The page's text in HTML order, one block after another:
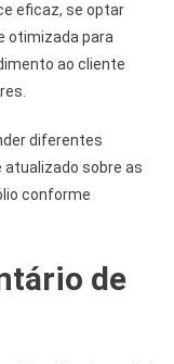
eficaz, se optar
otimizada para
ao cliente
diferentes
sobre as
conforme
de